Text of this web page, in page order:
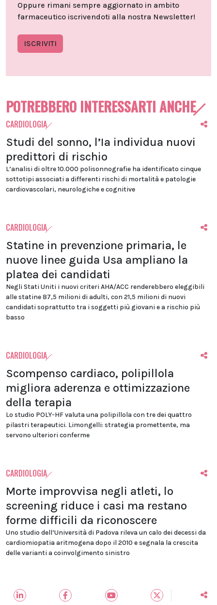
Oppure rimani sempre aggiornato in ambito
farmaceutico iscrivendoti alla nostra Newsletter!
ISCRIVITI
POTREBBERO INTERESSARTI ANCHE
CARDIOLOGIA
Studi del sonno, l’Ia individua nuovi
predittori di rischio
L’analisi di oltre 10.000 polisonnografie ha identificato cinque
sottotipi associati a differenti rischi di mortalità e patologie
cardiovascolari, neurologiche e cognitive
CARDIOLOGIA
Statine in prevenzione primaria, le
nuove linee guida Usa ampliano la
platea dei candidati
Negli Stati Uniti i nuovi criteri AHA/ACC renderebbero eleggibili
alle statine 87,5 milioni di adulti, con 21,5 milioni di nuovi
candidati soprattutto tra i soggetti più giovani e a rischio più
basso
CARDIOLOGIA
Scompenso cardiaco, polipillola
migliora aderenza e ottimizzazione
della terapia
Lo studio POLY-HF valuta una polipillola con tre dei quattro
pilastri terapeutici. Limongelli: strategia promettente, ma
servono ulteriori conferme
CARDIOLOGIA
Morte improvvisa negli atleti, lo
screening riduce i casi ma restano
forme difficili da riconoscere
Uno studio dell’Università di Padova rileva un calo dei decessi da
cardiomiopatia aritmogena dopo il 2010 e segnala la crescita
delle varianti a coinvolgimento sinistro